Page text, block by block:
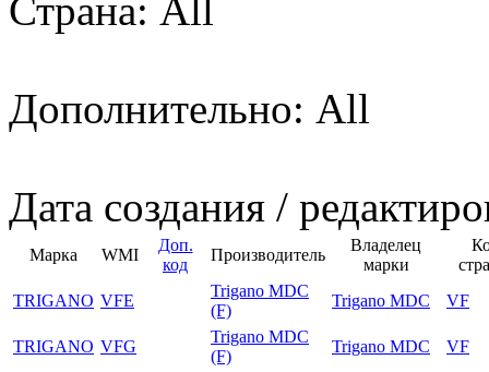
Страна: All
Дополнительно: All
Дата создания /
Марка WMI
Доп.
код
Производитель
Владелец
марки
TRIGANO VFE
Trigano MDC
(F)
Trigano MDC VF
TRIGANO VFG
Trigano MDC
(F)
Trigano MDC VF